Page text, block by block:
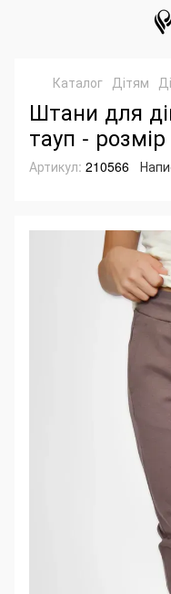
Каталог Дітям
Штани для
тауп -
Артикул: 210566